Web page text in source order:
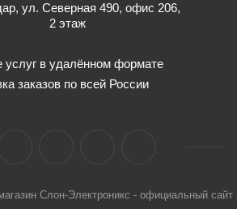
ул. Северная 490, офис 206,
2 этаж
услуг в удалённом формате
заказов по всей России
Слон-Электроникс - официальный сайт